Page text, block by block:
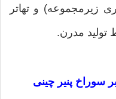
زیرمجموعه) و تهاتر
تولید مدرن.
سوراخ پنیر چینی